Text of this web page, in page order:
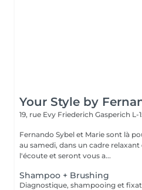
Your Style by
19, rue Evy Friederich Gasperich L-
Fernando Sybel et Marie sont là
au samedi, dans un cadre relaxant et
l'écoute et seront vous a...
Shampoo + Brushing
Diagnostique, shampooing et